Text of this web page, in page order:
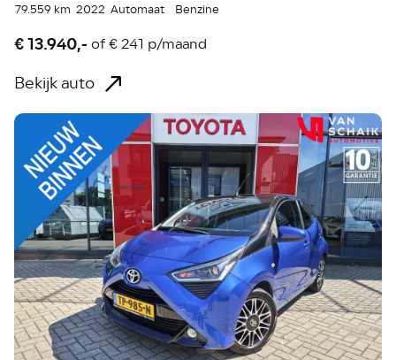
79.559 km 2022 Automaat Benzine
€ 13.940,- of€ 241 p/maand
Bekijk auto